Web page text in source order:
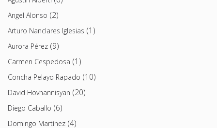
Angel Alonso (2)
Arturo Nanclares Iglesias (1)
Aurora Pérez (9)
Carmen Cespedosa (1)
Concha Pelayo Rapado (10)
David Hovhannisyan (20)
Diego Caballo (6)
Domingo Martínez (4)